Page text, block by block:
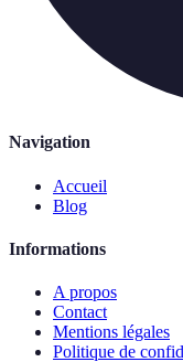
Navigation
Accueil
Blog
Informations
A propos
Contact
Mentions légales
Politique de